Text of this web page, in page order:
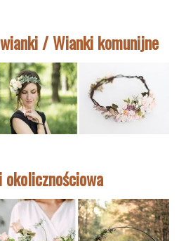
/ Wianki komunijne